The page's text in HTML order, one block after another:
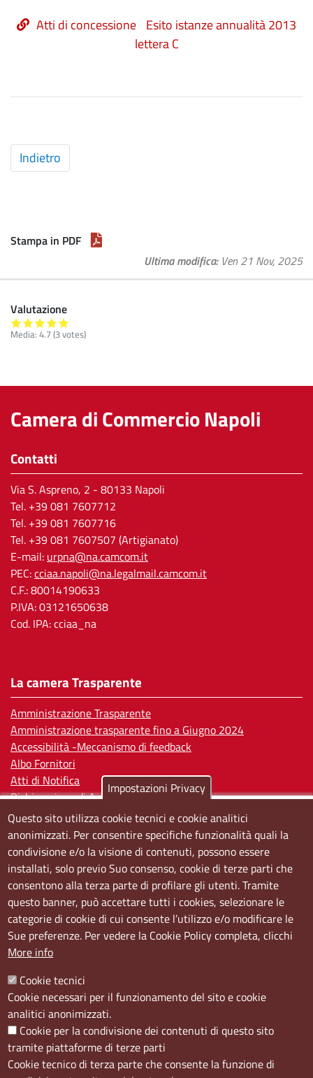
Atti di concessione Esito istanze annualità 2013
lettera C
Articolo
precedente:
anno
2021
Indietro
Stampa in PDF
Ultima modifica Ven 21 Nov, 2025
Valutazione
Media: 4.7(3votes)
Camera di Commercio Napoli
Contatti
Via S. Aspreno, 2 - 80133 Napoli
Tel. +39 081 7607712
Tel. +39 081 7607716
Tel. +39 081 7607507 (Artigianato)
E-mail: urpna@na.camcom.it
PEC:cciaa.napoli@na.legalmail.camcom.it
C.F.: 80014190633
P.IVA: 03121650638
Cod. IPA: cciaa_na
La camera Trasparente
Amministrazione Trasparente
Amministrazione trasparente fino a Giugno 2024
Accessibilità -Meccanismo di feedback
Albo Fornitori
Atti di Notifica
Dichiarazione di Accessibilità
Sedi e orari
Sede Centrale:
Via S. Aspreno, 2, 80133 Napoli NA
Sede Secondaria:
Corso Meridionale, 58 80143 Napoli NA
Orari
Il venerdì dalle ore 8.50 alle ore 11.00
Social
Impostazioni Privacy
Questo sito utilizza cookie tecnici e cookie analitici
anonimizzati. Per consentire specifiche funzionalità quali la
condivisione e/o la visione di contenuti, possono essere
installati, solo previo Suo consenso, cookie di terze parti che
consentono alla terza parte di profilare gli utenti. Tramite
questo banner, può accettare tutti i cookies, selezionare le
categorie di cookie di cui consente l’utilizzo e/o modificare le
Sue preferenze. Per vedere la Cookie Policy completa, clicchi
More info
Cookie tecnici
Cookie necessari per il funzionamento del sito e cookie
analitici anonimizzati.
Cookie per la condivisione dei contenuti di questo sito
tramite piattaforme di terze parti
Cookie tecnico di terza parte che consente la funzione di